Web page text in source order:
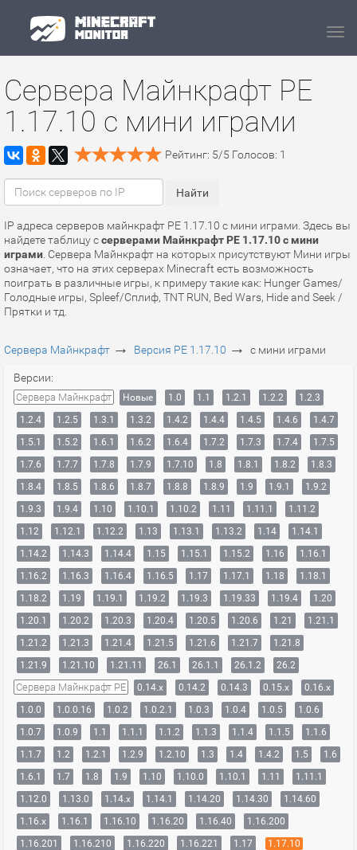
Сервера Майнкрафт PE
1.17.10 с мини играми
Рейтинг: 5/5 Голосов: 1
IP адреса серверов майнкрафт PE 1.17.10 с мини играми. Здесь вы
найдете таблицу ссерверами Майнкрафт PE 1.17.10 с мини
играми . Сервера Майнкрафт на которых присутствуют Мини игры
означает, что на этих серверах Minecraft есть возможность
поиграть в различные игры, к примеру такие как: Hunger Games/
Голодные игры, Spleef/Сплиф, TNT RUN, Bed Wars, Hide and Seek /
Прятки и тд.
Сервера Майнкрафт → Версия PE 1.17.10 → с мини играми
Версии:
Сервера Майнкрафт Новые 1.0 1.1 1.2.1 1.2.2
1.2.3
1.2.4
1.2.5 1.3.1 1.3.2 1.4.2 1.4.4 1.4.5 1.4.6
1.4.7
1.5.1
1.5.2 1.6.1 1.6.2 1.6.4 1.7.2 1.7.3 1.7.4
1.7.5
1.7.6
1.7.7 1.7.8 1.7.9 1.7.10 1.8 1.8.1 1.8.2
1.8.3
1.8.4
1.8.5 1.8.6 1.8.7 1.8.8 1.8.9 1.9 1.9.1
1.9.2
1.9.3
1.9.4 1.10 1.10.1 1.10.2 1.11 1.11.1
1.11.2
1.12
1.12.1 1.12.2 1.13 1.13.1 1.13.2 1.14
1.14.1
1.14.2
1.14.3 1.14.4 1.15 1.15.1 1.15.2 1.16
1.16.1
1.16.2
1.16.3 1.16.4 1.16.5 1.17 1.17.1 1.18
1.18.1
1.18.2
1.19 1.19.1 1.19.2 1.19.3 1.19.33 1.19.4
1.20
1.20.1
1.20.2 1.20.3 1.20.4 1.20.5 1.20.6 1.21
1.21.1
1.21.2
1.21.3 1.21.4 1.21.5 1.21.6 1.21.7
1.21.8
1.21.9
1.21.10 1.21.11 26.1 26.1.1 26.1.2 26.2
Сервера Майнкрафт PE 0.14.x 0.14.2 0.14.3 0.15.x
0.16.x
1.0.0
1.0.0.16 1.0.2 1.0.2.1 1.0.3 1.0.4 1.0.5
1.0.6
1.0.7
1.0.9 1.1 1.1.1 1.1.2 1.1.3 1.1.4 1.1.5
1.1.6
1.1.7
1.2 1.2.1 1.2.9 1.2.10 1.3 1.4 1.4.2 1.5
1.6
1.6.1
1.7 1.8 1.9 1.10 1.10.0 1.10.1 1.11
1.11.1
1.12.0
1.13.0 1.14.x 1.14.1 1.14.20 1.14.30
1.14.60
1.16.x
1.16.1 1.16.10 1.16.20 1.16.40
1.16.200
1.16.201
1.16.210 1.16.220 1.16.221 1.17
1.17.10